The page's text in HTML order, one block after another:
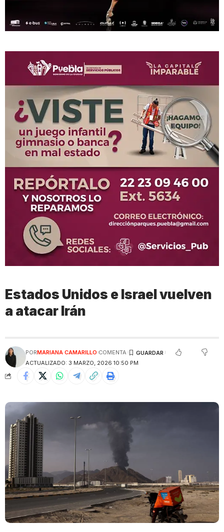
Estados Unidos e Israel vuelven
a atacar Irán
ACTUALIZADO: 3 MARZO, 2026 10:50 PM
PORMARIANA CAMARILLO COMENTA